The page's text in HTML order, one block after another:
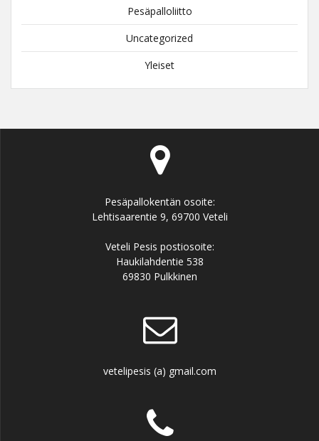
Pesäpalloliitto
Uncategorized
Yleiset
Pesäpallokentän osoite:
Lehtisaarentie 9, 69700 Veteli
Veteli Pesis postiosoite:
Haukilahdentie 538
69830 Pulkkinen
vetelipesis (a) gmail.com